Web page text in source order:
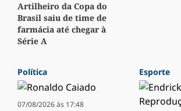
Artilheiro da Copa do
Brasil saiu de time de
farmácia até chegar à
Série A
Política
07/08/2026 às 17:48
Esporte